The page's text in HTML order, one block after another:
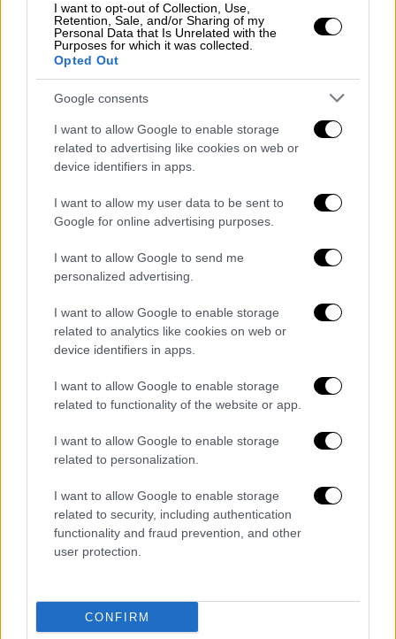
I want to opt-out of Collection, Use,
Retention, Sale, and/or Sharing of my
Personal Data that Is Unrelated with the
Purposes for which it was collected.
Opted Out
Google consents
I want to allow Google to enable storage
related to advertising like cookies on web or
device identifiers in apps.
I want to allow my user data to be sent to
Google for online advertising purposes.
I want to allow Google to send me
personalized advertising.
I want to allow Google to enable storage
related to analytics like cookies on web or
device identifiers in apps.
I want to allow Google to enable storage
related to functionality of the website or app.
I want to allow Google to enable storage
related to personalization.
I want to allow Google to enable storage
related to security, including authentication
functionality and fraud prevention, and other
user protection.
CONFIRM
βγήκε νικήτρια, σε ένα τουρνουά που – παρά
τον αποκλεισμό – αφήνει σπουδαία
παρακαταθήκη για το μέλλον του ελληνικού
γυναικείου μπάσκετ.
Η Τουρκία ήταν ανώτερη, βρήκε
περισσότερες λύσεις στα κρίσιμα σημεία και
κατάφερε να πάρει τελικά τη νίκη και την
πρόκριση στα προημιτελικά της
διοργάνωσης.
Για την Ελλάδα η Σπανού είχε 20 πόντους, 5
ριμπάουντ, 3 ασίστ και 2 κλεψίματα σε 40
λεπτά στο παρκέ, ενώ η Παυλοπούλου
τελείωσε τον αγώνα με 16 πόντους, 3
ριμπάουντ, 6 ασίστ και 2 κλεψίματα σε 37:40.
ριμπάουντ και 1 κλέψιμο σε 37:58 και η
Φασούλα με 14 πόντους, 4 ριμπάουντ, 3
ασίστ και 3 κλεψίματα σε 38:55.
τελείωσε τον αγώνα με 19 πόντους, 5
ριμπάουντ και 1 ασίστ σε 25:30, ενώ τόσο η
Φιτίκ όσο και η Ονάρ είχαν από 14 πόντους.
13 ριμπάουντ.